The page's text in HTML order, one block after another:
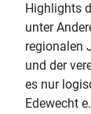
Highlights
unter
regionalen
und der
es nur
Edewecht